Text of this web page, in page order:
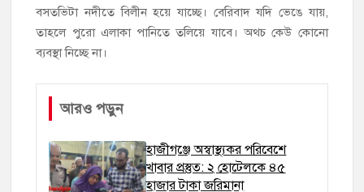
বসতভিটা নদীতে বিলীন হয়ে যাচ্ছে। বেরিবাদ যদি ভেঙে যায়,
তাহলে পুরো এলাকা পানিতে তলিয়ে যাবে। অথচ কেউ কোনো
ব্যবস্থা নিচ্ছে না।
আরও পড়ুন
হাজীগঞ্জে অস্বাস্থ্যকর পরিবেশে
খাবার প্রস্তুত: ২ হোটেলকে ৪৫
হাজার টাকা জরিমানা